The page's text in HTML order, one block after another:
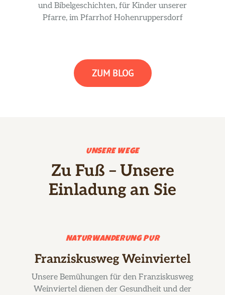
und Bibelgeschichten, für Kinder unserer
Pfarre, im Pfarrhof Hohenruppersdorf
ZUM BLOG
UNSERE WEGE
Zu Fuß – Unsere
Einladung an Sie
NATURWANDERUNG PUR
Franziskusweg Weinviertel
Unsere Bemühungen für den Franziskusweg
Weinviertel dienen der Gesundheit und der